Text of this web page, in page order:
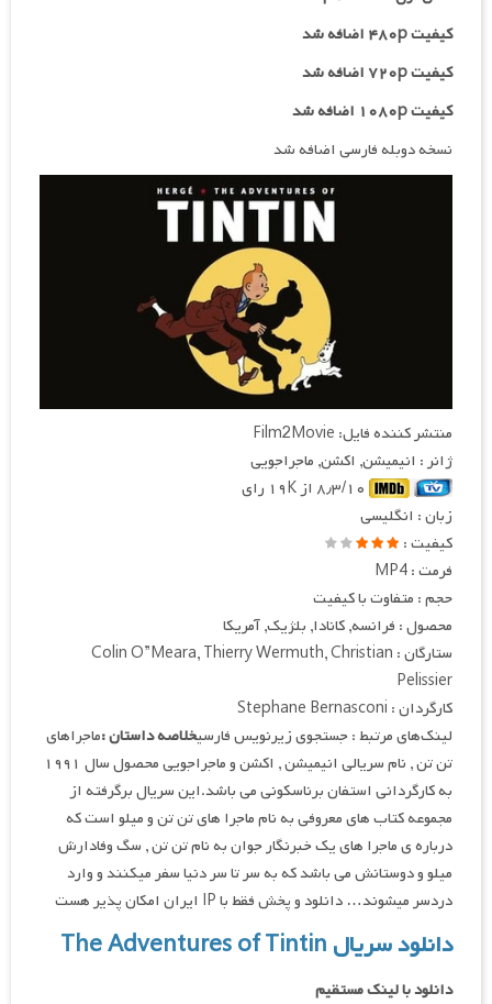
کیفیت ۴۸۰p اضافه شد
کیفیت ۷۲۰p
اضافه شد
کیفیت ۱۰۸۰p اضافه شد
نسخه دوبله فارسی اضافه شد
منتشر کننده فایل: Film2Movie
ژانر : انیمیشن, اکشن, ماجراجویی
زبان : انگلیسی
کیفیت :
فرمت : MP4
حجم : متفاوت با کیفیت
محصول : فرانسه, کانادا, بلژیک, آمریکا
ستارگان : Colin O”Meara, Thierry Wermuth, Christian
Pelissier
کارگردان : Stephane Bernasconi
لینک‌های مرتبط : جستجوی زیرنویس فارسیخلاصه داستان :ماجراهای
تن تن , نام سریالی انیمیشن , اکشن و ماجراجویی محصول سال ۱۹۹۱
به کارگردانی استفان برناسکونی می باشد.این سریال برگرفته از
مجموعه کتاب های معروفی به نام ماجرا های تن تن و میلو است که
درباره ی ماجرا های یک خبرنگار جوان به نام تن تن , سگ وفادارش
میلو و دوستانش می باشد که به سر تا سر دنیا سفر میکنند و وارد
دردسر میشوند… دانلود و پخش فقط با IP ایران امکان پذیر هست
دانلود سریال The Adventures of Tintin
دانلود با لینک مستقیم